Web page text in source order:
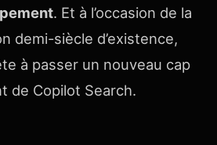
. Et à l’occasion de la
demi-siècle d’existence,
à passer un nouveau cap
de Copilot Search.